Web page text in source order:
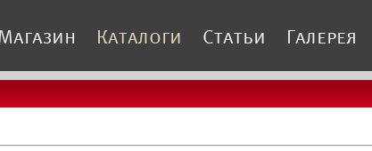
Каталоги Статьи Галерея